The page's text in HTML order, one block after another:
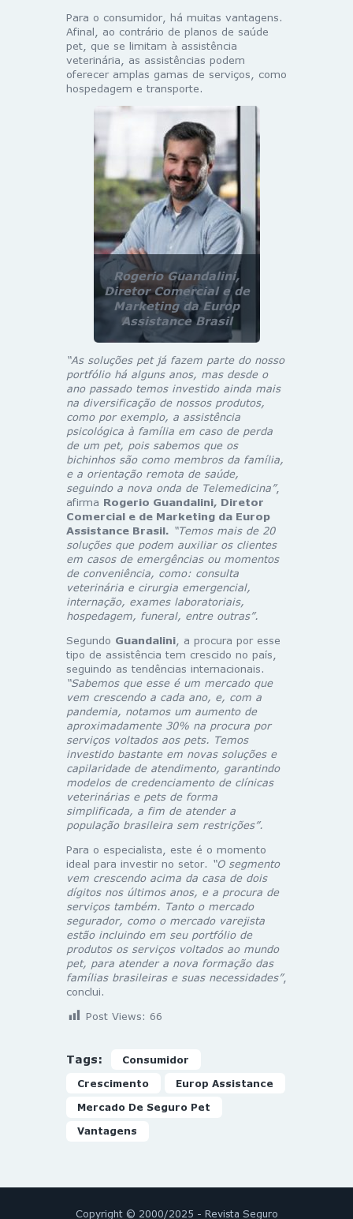
Para o consumidor, há muitas vantagens.
Afinal, ao contrário de planos de saúde
pet, que se limitam à assistência
veterinária, as assistências podem
oferecer amplas gamas de serviços, como
hospedagem e transporte.
Rogerio Guandalini,
Diretor Comercial e de
Marketing da Europ
Assistance Brasil
“As soluções pet já fazem parte do nosso
portfólio há alguns anos, mas desde o
ano passado temos investido ainda mais
na diversificação de nossos produtos,
como por exemplo, a assistência
psicológica à família em caso de perda
de um pet, pois sabemos que os
bichinhos são como membros da família,
e a orientação remota de saúde,
seguindo a nova onda de Telemedicina”,
afirma Rogerio Guandalini, Diretor
Comercial e de Marketing da Europ
Assistance Brasil. “Temos mais de 20
soluções que podem auxiliar os clientes
em casos de emergências ou momentos
de conveniência, como: consulta
veterinária e cirurgia emergencial,
internação, exames laboratoriais,
hospedagem, funeral, entre outras”.
Segundo Guandalini , a procura por esse
tipo de assistência tem crescido no país,
seguindo as tendências internacionais.
“Sabemos que esse é um mercado que
vem crescendo a cada ano, e, com a
pandemia, notamos um aumento de
aproximadamente 30% na procura por
serviços voltados aos pets. Temos
investido bastante em novas soluções e
capilaridade de atendimento, garantindo
modelos de credenciamento de clínicas
veterinárias e pets de forma
simplificada, a fim de atender a
população brasileira sem restrições”.
Para o especialista, este é o momento
ideal para investir no setor. “O segmento
vem crescendo acima da casa de dois
dígitos nos últimos anos, e a procura de
serviços também. Tanto o mercado
segurador, como o mercado varejista
estão incluindo em seu portfólio de
produtos os serviços voltados ao mundo
pet, para atender a nova formação das
famílias brasileiras e suas necessidades”,
conclui.
Post Views: 66
Tags: Consumidor
Crescimento Europ Assistance
Mercado De Seguro Pet
Vantagens
Copyright © 2000/2025 - Revista Seguro